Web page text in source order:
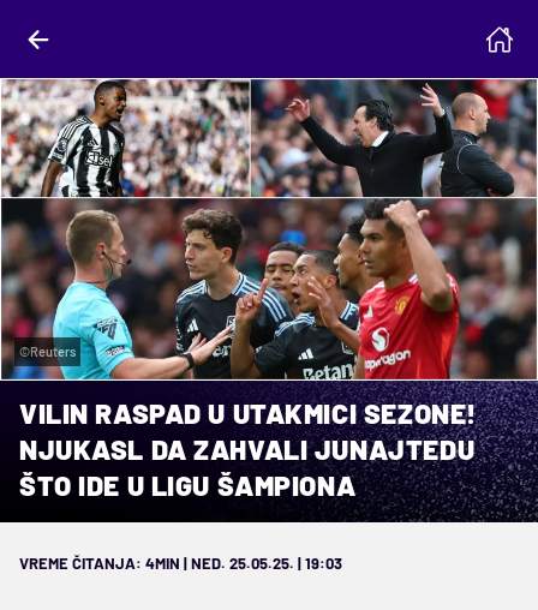
©Reuters
VILIN RASPAD U UTAKMICI SEZONE!
NJUKASL DA ZAHVALI JUNAJTEDU
ŠTO IDE U LIGU ŠAMPIONA
VREME ČITANJA: 4MIN | NED. 25.05.25. | 19:03